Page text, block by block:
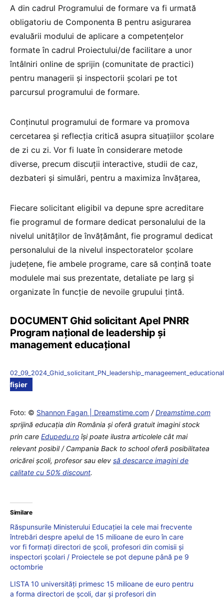
A din cadrul Programului de formare va fi urmată
obligatoriu de Componenta B pentru asigurarea
evaluării modului de aplicare a competențelor
formate în cadrul Proiectului/de facilitare a unor
întâlniri online de sprijin (comunitate de practici)
pentru managerii și inspectorii școlari pe tot
parcursul programului de formare.
Conținutul programului de formare va promova
cercetarea și reflecția critică asupra situațiilor școlare
de zi cu zi. Vor fi luate în considerare metode
diverse, precum discuții interactive, studii de caz,
dezbateri și simulări, pentru a maximiza învățarea,
Fiecare solicitant eligibil va depune spre acreditare
fie programul de formare dedicat personalului de la
nivelul unităților de învățământ, fie programul dedicat
personalului de la nivelul inspectoratelor școlare
județene, fie ambele programe, care să conțină toate
modulele mai sus prezentate, detaliate pe larg și
organizate în funcție de nevoile grupului țintă.
DOCUMENT Ghid solicitant Apel PNRR
Program național de leadership și
management educațional
fișier
Foto: © Shannon Fagan | Dreamstime.com /Dreamstime.com
sprijină educaţia din România şi oferă gratuit imagini stock
prin care Edupedu.ro îşi poate ilustra articolele cât mai
relevant posibil / Campania Back to school oferă posibilitatea
oricărei școli, profesor sau elev să descarce imagini de
calitate cu 50% discount.
Similare
Răspunsurile Ministerului Educației la cele mai frecvente
întrebări despre apelul de 15 milioane de euro în care
vor fi formați directori de școli, profesori din comisii și
inspectori școlari / Proiectele se pot depune până pe 9
octombrie
LISTA 10 universități primesc 15 milioane de euro pentru
a forma directori de școli, dar și profesori din